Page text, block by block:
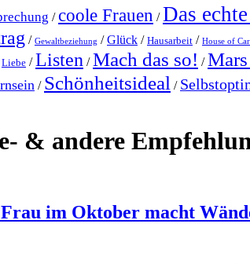
/coole Frauen /Das
/ Gewaltbeziehung /Glück / Hausarbeit / House of
Liebe /Listen /Mach das so! /
/ Schönheitsideal /
& andere
im Oktober macht